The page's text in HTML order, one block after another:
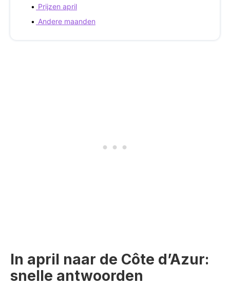
Prijzen april
Andere maanden
In april naar de Côte d’Azur:
snelle antwoorden